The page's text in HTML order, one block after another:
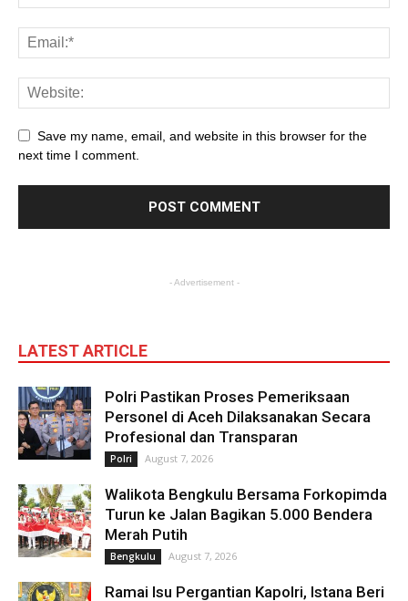
Save my name, email, and website in this browser for the
next time I comment.
- Advertisement -
LATEST ARTICLE
Polri Pastikan Proses Pemeriksaan
Personel di Aceh Dilaksanakan Secara
Profesional dan Transparan
Polri August 7, 2026
Walikota Bengkulu Bersama Forkopimda
Turun ke Jalan Bagikan 5.000 Bendera
Merah Putih
Bengkulu August 7, 2026
Ramai Isu Pergantian Kapolri, Istana Beri